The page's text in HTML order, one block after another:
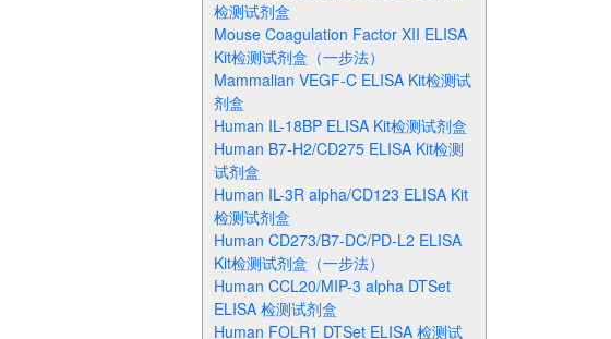
检测试剂盒
Mouse Coagulation Factor XII ELISA
Kit检测试剂盒（一步法）
Mammalian VEGF-C ELISA Kit检测试
剂盒
Human IL-18BP ELISA Kit检测试剂盒
Human B7-H2/CD275 ELISA Kit检测
试剂盒
Human IL-3R alpha/CD123 ELISA Kit
检测试剂盒
Human CD273/B7-DC/PD-L2 ELISA
Kit检测试剂盒（一步法）
Human CCL20/MIP-3 alpha DTSet
ELISA 检测试剂盒
Human FOLR1 DTSet ELISA 检测试